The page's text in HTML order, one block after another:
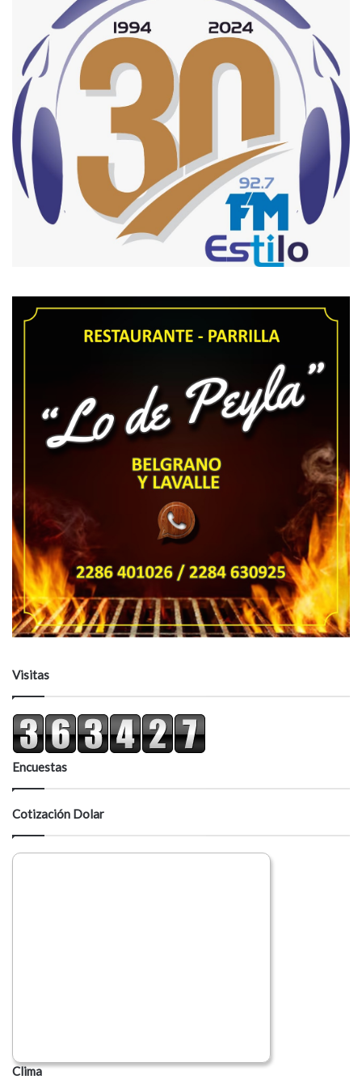
Visitas
Encuestas
Cotización Dolar
Clima